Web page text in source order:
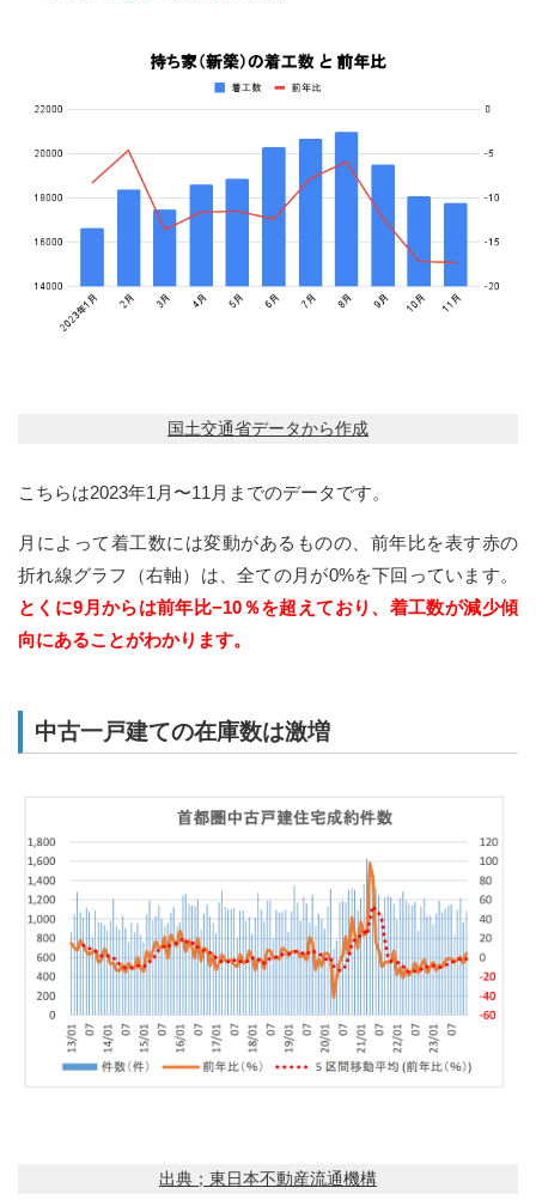
国土交通省データから作成
こちらは2023年1月〜11月までのデータです。
月によって着工数には変動があるものの、前年比を表す赤の
折れ線グラフ（右軸）は、全ての月が0%を下回っています。
とくに9月からは前年比−10％を超えており、着工数が減少傾
向にあることがわかります。
中古一戸建ての在庫数は激増
出典；東日本不動産流通機構